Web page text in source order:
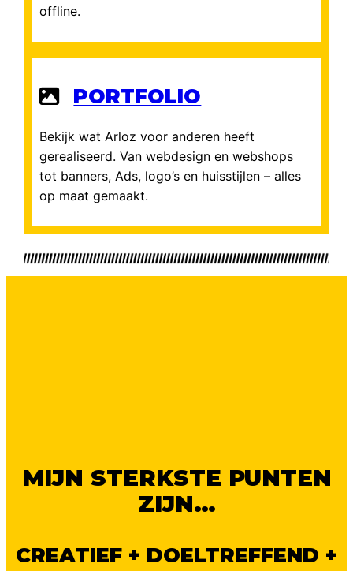
offline.
PORTFOLIO
Bekijk wat Arloz voor anderen heeft
gerealiseerd. Van webdesign en webshops
tot banners, Ads, logo’s en huisstijlen – alles
op maat gemaakt.
MIJN STERKSTE PUNTEN
ZIJN…
CREATIEF + DOELTREFFEND +